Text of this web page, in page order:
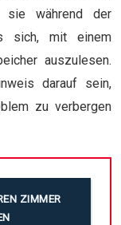
sie während der
sich, mit einem
auszulesen.
darauf sein,
zu verbergen
ZIMMER